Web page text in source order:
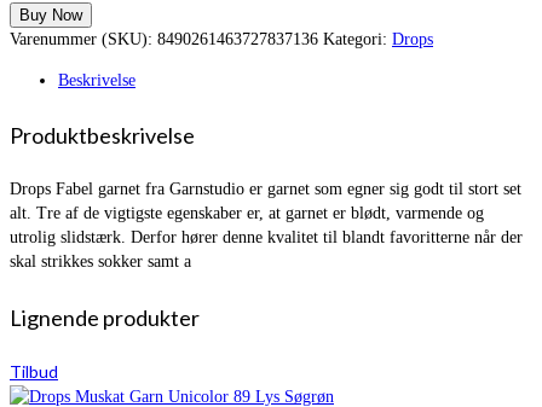
pris
var:
er:
Buy Now
Varenummer (SKU): 8490261463727837136 Kategori: Drops
Beskrivelse
Produktbeskrivelse
Drops Fabel garnet fra Garnstudio er garnet som egner sig godt til stort set
alt. Tre af de vigtigste egenskaber er, at garnet er blødt, varmende og
utrolig slidstærk. Derfor hører denne kvalitet til blandt favoritterne når der
skal strikkes sokker samt a
Lignende produkter
Tilbud